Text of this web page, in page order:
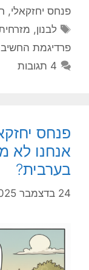
פנחס יחזקאלי,
תגיות
לבנון,
פרדיגמת
4 תגובות
פנחס
אנחנו לא
בערבית?
24 בדצמבר 2025